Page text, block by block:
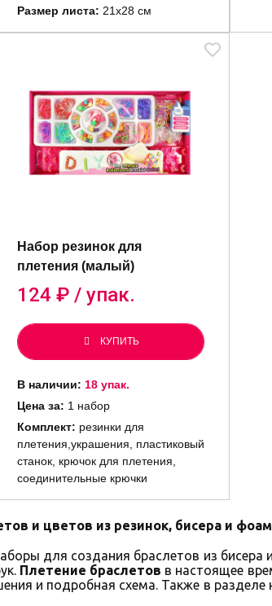
Размер листа: 21х28 см
Набор резинок для
плетения (малый)
124 ₽ / упак.
КУПИТЬ
В наличии: 18 упак.
Цена за: 1 набор
Комплект: резинки для
плетения,украшения, пластиковый
станок, крючок для плетения,
соединительные крючки
и цветов из резинок, бисера и
для создания браслетов из бисера
Плетение браслетов в настоящее
и подробная схема. Также в